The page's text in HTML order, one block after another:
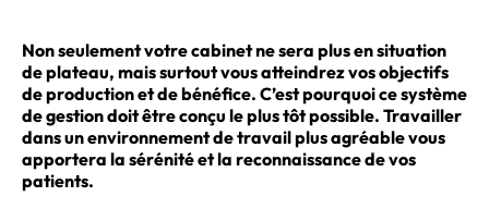
Non seulement votre cabinet ne sera plus en situation
de plateau, mais surtout vous atteindrez vos objectifs
de production et de bénéfice. C’est pourquoi ce système
de gestion doit être conçu le plus tôt possible. Travailler
dans un environnement de travail plus agréable vous
apportera la sérénité et la reconnaissance de vos
patients.